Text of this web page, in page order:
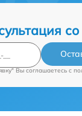
Вы соглашаетесь c